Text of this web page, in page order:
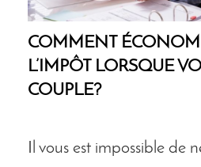
COMMENT
L’IMPÔT LORSQUE
COUPLE?
Il vous est impossible de